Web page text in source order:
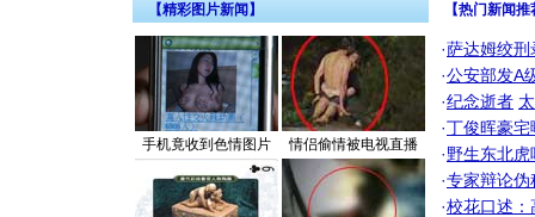
【精彩图片新闻】
手机竟收到色情图片 情侣偷情被电视直播
【热门新闻
·萨达姆绞刑
·公安部发A
·纪念逝者
·丁俊晖豪
·野生东北
·专家辩论伪
·校花口述：